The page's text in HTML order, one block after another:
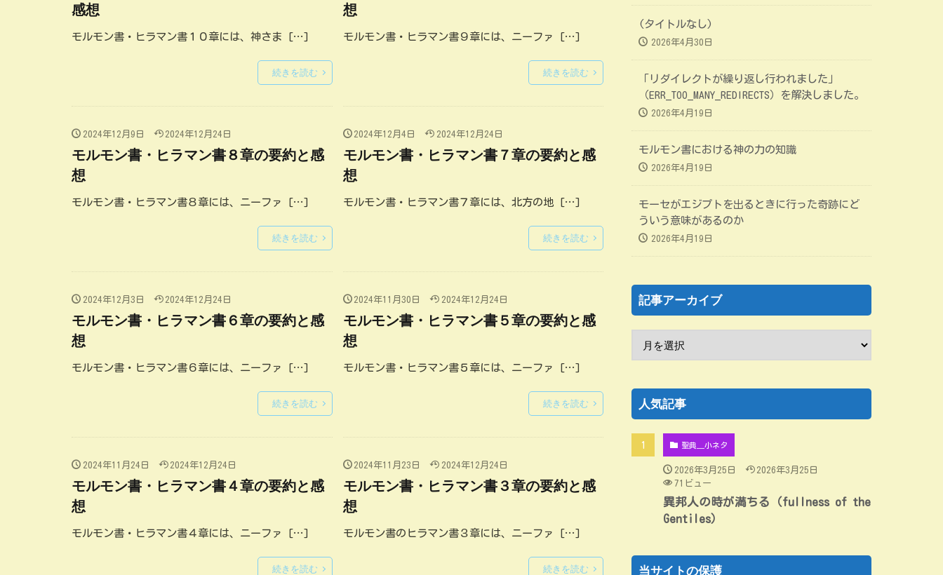
感想
モルモン書・ヒラマン書１０章には、神さま […]
続きを読む
想
モルモン書・ヒラマン書９章には、ニーファ […]
続きを読む
2024年12月9日 2024年12月24日
モルモン書・ヒラマン書８章の要約と感
想
モルモン書・ヒラマン書８章には、ニーファ […]
続きを読む
2024年12月4日 2024年12月24日
モルモン書・ヒラマン書７章の要約と感
想
モルモン書・ヒラマン書７章には、北方の地 […]
続きを読む
2024年12月3日 2024年12月24日
モルモン書・ヒラマン書６章の要約と感
想
モルモン書・ヒラマン書６章には、ニーファ […]
続きを読む
2024年11月30日 2024年12月24日
モルモン書・ヒラマン書５章の要約と感
想
モルモン書・ヒラマン書５章には、ニーファ […]
続きを読む
2024年11月24日 2024年12月24日
モルモン書・ヒラマン書４章の要約と感
想
モルモン書・ヒラマン書４章には、ニーファ […]
続きを読む
2024年11月23日 2024年12月24日
モルモン書・ヒラマン書３章の要約と感
想
モルモン書のヒラマン書３章には、ニーファ […]
続きを読む
(タイトルなし)
2026年4月30日
「リダイレクトが繰り返し行われました」
（ERR_TOO_MANY_REDIRECTS）を解決しました。
2026年4月19日
モルモン書における神の力の知識
2026年4月19日
モーセがエジプトを出るときに行った奇跡にど
ういう意味があるのか
2026年4月19日
記事アーカイブ
人気記事
聖典＿小ネタ
2026年3月25日
2026年3月25日
71ビュー
異邦人の時が満ちる（fullness of the
Gentiles）
当サイトの保護